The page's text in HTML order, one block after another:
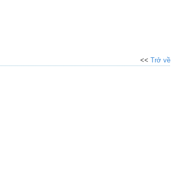
<< Trở về